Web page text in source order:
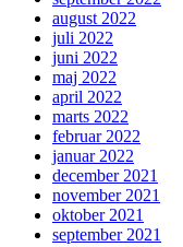
august 2022
juli 2022
juni 2022
maj 2022
april 2022
marts 2022
februar 2022
januar 2022
december 2021
november 2021
oktober 2021
september 2021